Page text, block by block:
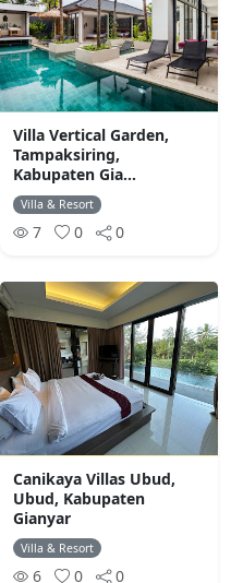
Villa Vertical Garden,
Tampaksiring,
Kabupaten Gia...
Villa & Resort
7 0 0
Canikaya Villas Ubud,
Ubud, Kabupaten
Gianyar
Villa & Resort
6 0 0